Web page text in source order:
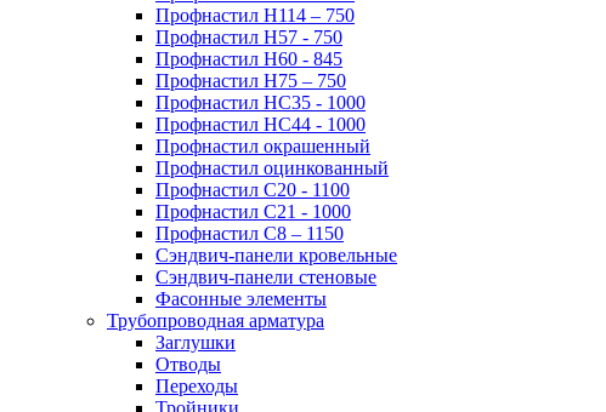
Профнастил Н114 – 750
Профнастил Н57 - 750
Профнастил Н60 - 845
Профнастил Н75 – 750
Профнастил НС35 - 1000
Профнастил НС44 - 1000
Профнастил окрашенный
Профнастил оцинкованный
Профнастил С20 - 1100
Профнастил С21 - 1000
Профнастил С8 – 1150
Сэндвич-панели кровельные
Сэндвич-панели стеновые
Фасонные элементы
Трубопроводная арматура
Заглушки
Отводы
Переходы
Тройники